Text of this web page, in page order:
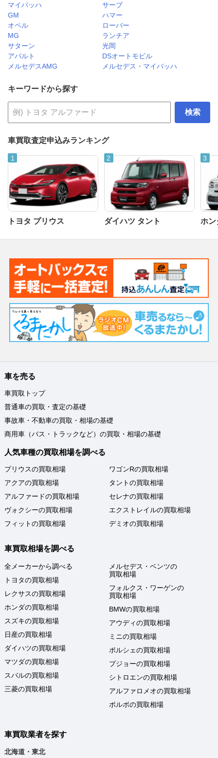
マイバッハ
サーブ
GM
ハマー
オペル
ローバー
MG
ランチア
サターン
光岡
アバルト
DSオートモビル
メルセデスAMG
メルセデス・マイバッハ
キーワードから探す
検索
車買取査定申込みランキング
トヨタ プリウス ダイハツ タント ホン
車を売る
車買取トップ
普通車の買取・査定の基礎
事故車・不動車の買取・相場の基礎
商用車（バス・トラックなど）の買取・相場の基礎
人気車種の買取相場を調べる
プリウスの買取相場
アクアの買取相場
アルファードの買取相場
ヴォクシーの買取相場
フィットの買取相場
ワゴンRの買取相場
タントの買取相場
セレナの買取相場
エクストレイルの買取相場
デミオの買取相場
車買取相場を調べる
全メーカーから調べる
トヨタの買取相場
レクサスの買取相場
ホンダの買取相場
スズキの買取相場
日産の買取相場
ダイハツの買取相場
マツダの買取相場
スバルの買取相場
三菱の買取相場
メルセデス・ベンツの
買取相場
フォルクス・ワーゲンの
買取相場
BMWの買取相場
アウディの買取相場
ミニの買取相場
ポルシェの買取相場
プジョーの買取相場
シトロエンの買取相場
アルファロメオの買取相場
ボルボの買取相場
車買取業者を探す
北海道・東北